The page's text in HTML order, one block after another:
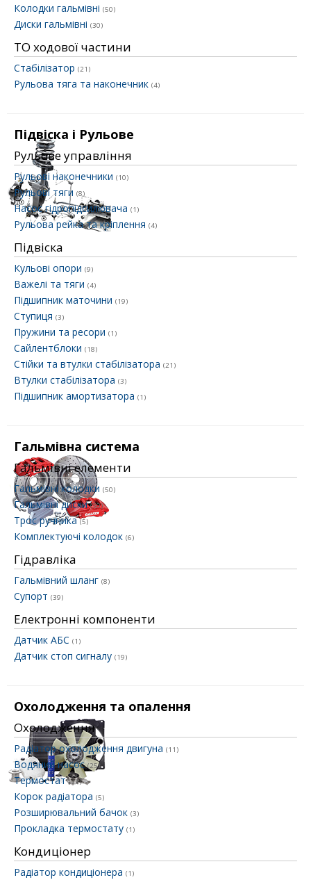
Колодки гальмівні (50)
Диски гальмівні (30)
ТО ходової частини
Стабілізатор (21)
Рульова тяга та наконечник (4)
Підвіска і Рульове
Рульове управління
Рульові наконечники (10)
Рульові тяги (8)
Насос гідропідсилювача (1)
Рульова рейка та кріплення (4)
Підвіска
Кульові опори (9)
Важелі та тяги (4)
Підшипник маточини (19)
Ступиця (3)
Пружини та ресори (1)
Сайлентблоки (18)
Стійки та втулки стабілізатора (21)
Втулки стабілізатора (3)
Підшипник амортизатора (1)
Гальмівна система
Гальмівні елементи
Гальмівні колодки (50)
Гальмівні диски(30)
Трос ручника(5)
Комплектуючі колодок (6)
Гідравліка
Гальмівний шланг (8)
Супорт (39)
Електронні компоненти
Датчик АБС (1)
Датчик стоп сигналу (19)
Охолодження та опалення
Охолодження
Радіатор охолодження двигуна (11)
Водяний насос(25)
Термостат(11)
Корок радіатора (5)
Розширювальний бачок (3)
Прокладка термостату (1)
Кондиціонер
Радіатор кондиціонера (1)